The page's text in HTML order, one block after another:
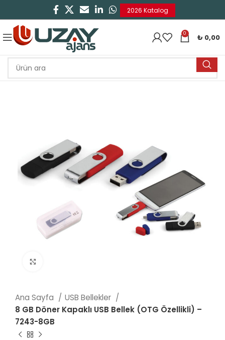
2026 Katalog
0 ₺ 0,00
Ana Sayfa
USB Bellekler
8 GB Döner Kapaklı USB Bellek (OTG Özellikli) –
7243-8GB